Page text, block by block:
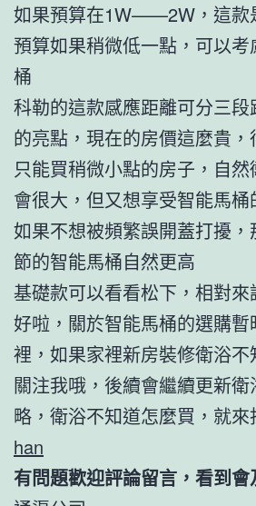
如果預算在1W——2W，這款
預算如果稍微低一點，可以
桶
科勒的這款感應距離可分三
的亮點，現在的房價這麼貴
只能買稍微小點的房子，自
會很大，但又想享受智能馬桶
如果不想被頻繁誤開蓋打擾
節的智能馬桶自然更高
基礎款可以看看松下，相對
好啦，關於智能馬桶的選購
裡，如果家裡新房裝修衛浴
關注我哦，後續會繼續更新
略，衛浴不知道怎麼買，就來
han
有問題歡迎評論留言，看到會